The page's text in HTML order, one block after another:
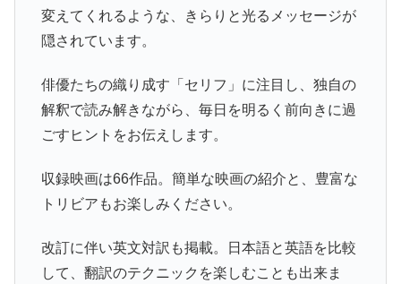
変えてくれるような、きらりと光るメッセージが
隠されています。
俳優たちの織り成す「セリフ」に注目し、独自の
解釈で読み解きながら、毎日を明るく前向きに過
ごすヒントをお伝えします。
収録映画は66作品。簡単な映画の紹介と、豊富な
トリビアもお楽しみください。
改訂に伴い英文対訳も掲載。日本語と英語を比較
して、翻訳のテクニックを楽しむことも出来ま